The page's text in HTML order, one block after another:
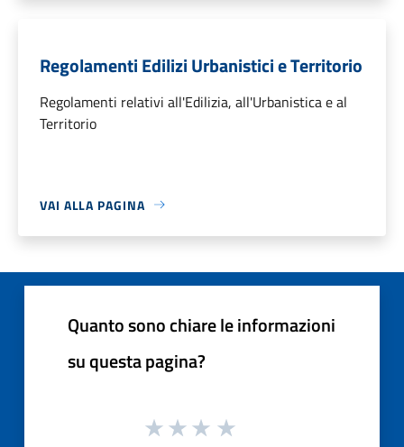
Regolamenti Edilizi Urbanistici e Territorio
Regolamenti relativi all'Edilizia, all'Urbanistica e al
Territorio
VAI ALLA PAGINA
Quanto sono chiare le informazioni
su questa pagina?